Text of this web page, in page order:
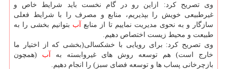
وی تصریح كرد: ازاین رو در گام نخست باید شرایط خاص و
غیرطبیعی خویش را بپذیریم، منابع و مصرف را با شرایط فعلی
سازگار و به نحوی مدیریت نماییم تا از منابع آب بتوانیم بخشی را به
طبیعت و محیط زیست اختصاص دهیم.
وی تصریح كرد: برای رویایی با خشكسالی(بخشی كه از اختیار ما
خارج است) هم توسعه روش های غیروابسته به آب (همچون
بازچرخانی پساب ها و توسعه فضای سبز) را انجام دهیم.